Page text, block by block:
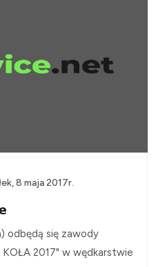
8 maja 2017r.
odbędą się zawody
2017" w wędkarstwie